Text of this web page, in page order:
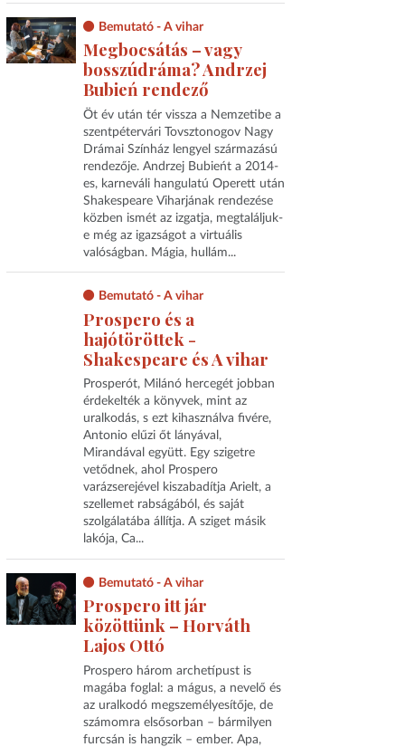
Bemutató - A vihar
Megbocsátás – vagy
bosszúdráma? Andrzej
Bubień rendező
Öt év után tér vissza a Nemzetibe a
szentpétervári Tovsztonogov Nagy
Drámai Színház lengyel származású
rendezője. Andrzej Bubieńt a 2014-
es, karneváli hangulatú Operett után
Shakespeare Viharjának rendezése
közben ismét az izgatja, megtaláljuk-
e még az igazságot a virtuális
valóságban. Mágia, hullám...
Bemutató - A vihar
Prospero és a
hajótöröttek -
Shakespeare és A vihar
Prosperót, Milánó hercegét jobban
érdekelték a könyvek, mint az
uralkodás, s ezt kihasználva fivére,
Antonio elűzi őt lányával,
Mirandával együtt. Egy szigetre
vetődnek, ahol Prospero
varázserejével kiszabadítja Arielt, a
szellemet rabságából, és saját
szolgálatába állítja. A sziget másik
lakója, Ca...
Bemutató - A vihar
Prospero itt jár
közöttünk – Horváth
Lajos Ottó
Prospero három archetípust is
magába foglal: a mágus, a nevelő és
az uralkodó megszemélyesítője, de
számomra elsősorban – bármilyen
furcsán is hangzik – ember. Apa,